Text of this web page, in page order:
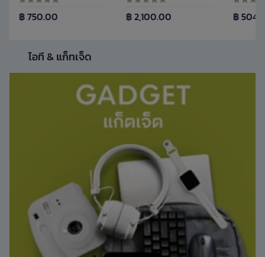
฿ 750.00 ฿ 2,100.00 ฿
ไอที & แก็ทเจ็ด